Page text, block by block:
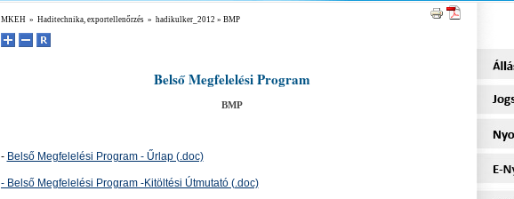
MKEH » Haditechnika, exportellenőrzés » hadikulker_2012 » BMP
Belső Megfelelési Program
BMP
- Belső Megfelelési Program - Űrlap (.doc)
- Belső Megfelelési Program -Kitöltési Útmutató (.doc)